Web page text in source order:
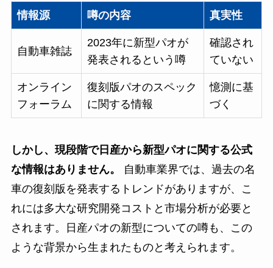
情報源 噂の内容 真実性
自動車雑誌
2023年に新型パオが
発表されるという噂
確認され
ていない
オンライン
フォーラム
復刻版パオのスペック
に関する情報
憶測に基
づく
しかし、現段階で日産から新型パオに関する公式
な情報はありません。
自動車業界では、過去の名
車の復刻版を発表するトレンドがありますが、こ
れには多大な研究開発コストと市場分析が必要と
されます。日産パオの新型についての噂も、この
ような背景から生まれたものと考えられます。